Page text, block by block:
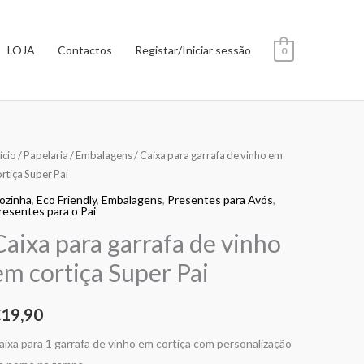
LOJA Contactos Registar/Iniciar sessão 0
/Papelaria/Embalagens/ Caixa para garrafa de vinho em
Super Pai
,Eco Friendly,Embalagens, Presentes para Avós,
para o Pai
para garrafa de vinho
cortiça Super Pai
19,90
para 1 garrafa de vinho em cortiça com personalização